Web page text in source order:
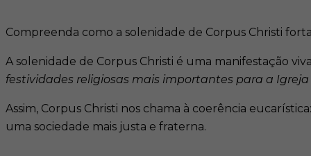
Compreenda como a solenidade de Corpus Christi
A solenidade de Corpus Christi é uma manifestação
festividades religiosas mais importantes para a Igreja
Assim, Corpus Christi nos chama à coerência
uma sociedade mais justa e fraterna.